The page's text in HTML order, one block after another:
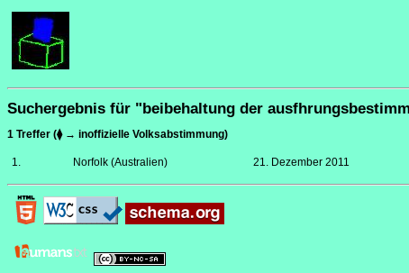
Suchergebnis für "beibehaltung der
1 Treffer (⧫ → inoffizielle Volksabstimmung)
1. Norfolk (Australien) 21. Dezember 2011